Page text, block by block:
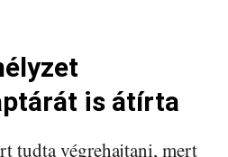
is átírta
tudta végrehajtani, mert